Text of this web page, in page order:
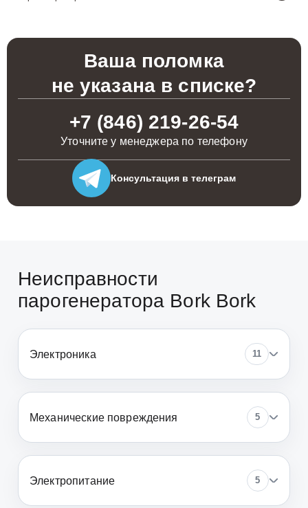
Ваша поломка
не указана в списке?
+7 (846) 219-26-54
Уточните у менеджера по телефону
Консультация в телеграм
Неисправности
парогенератора Bork Bork
Электроника 11
Механические повреждения 5
Электропитание 5